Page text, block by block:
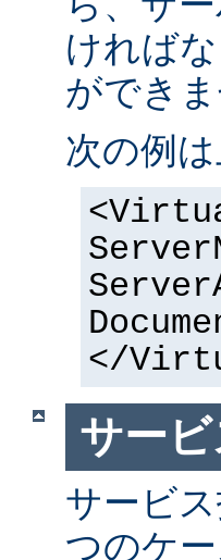
ければ
ができま
次の例
</
サー
サービ
つのケ